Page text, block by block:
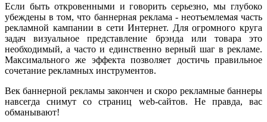
Если быть откровенными и говорить серьезно, мы глубоко
убеждены в том, что баннерная реклама - неотъемлемая часть
рекламной кампании в сети Интернет. Для огромного круга
задач визуальное представление брэнда или товара это
необходимый, а часто и единственно верный шаг в рекламе.
Максимального же эффекта позволяет достичь правильное
сочетание рекламных инструментов.
Век баннерной рекламы закончен и скоро рекламные баннеры
навсегда снимут со страниц web-сайтов. Не правда, вас
обманывают!